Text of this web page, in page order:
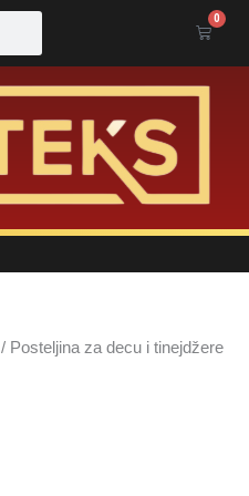
0
Cart
/ Posteljina za decu i tinejdžere